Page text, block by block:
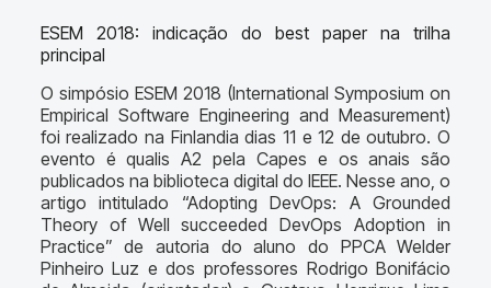
ESEM 2018: indicação do best paper na trilha
principal
O simpósio ESEM 2018 (International Symposium on
Empirical Software Engineering and Measurement)
foi realizado na Finlandia dias 11 e 12 de outubro. O
evento é qualis A2 pela Capes e os anais são
publicados na biblioteca digital do IEEE. Nesse ano, o
artigo intitulado “Adopting DevOps: A Grounded
Theory of Well succeeded DevOps Adoption in
Practice” de autoria do aluno do PPCA Welder
Pinheiro Luz e dos professores Rodrigo Bonifácio